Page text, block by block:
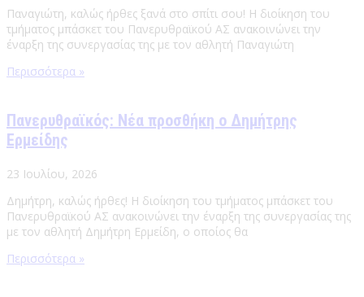
Παναγιώτη, καλώς ήρθες ξανά στο σπίτι σου! Η διοίκηση του
τμήματος μπάσκετ του Πανερυθραϊκού ΑΣ ανακοινώνει την
έναρξη της συνεργασίας της με τον αθλητή Παναγιώτη
Περισσότερα »
Πανερυθραϊκός: Νέα προσθήκη ο Δημήτρης
Ερμείδης
23 Ιουλίου, 2026
Δημήτρη, καλώς ήρθες! Η διοίκηση του τμήματος μπάσκετ του
Πανερυθραϊκού ΑΣ ανακοινώνει την έναρξη της συνεργασίας της
με τον αθλητή Δημήτρη Ερμείδη, ο οποίος θα
Περισσότερα »